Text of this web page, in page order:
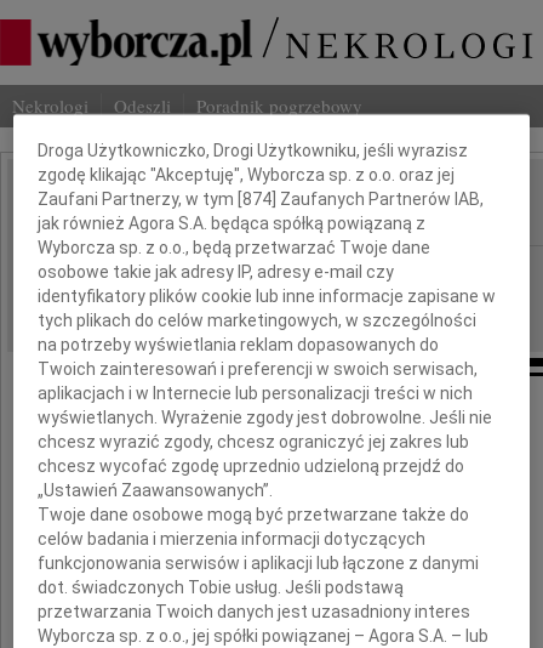
Nekrologi Odeszli Poradnik pogrzebowy
IMIĘ I NAZWISKO: Jacek Ruszkowski
REGION: Warszawa
DATA EMISJI: 10.12.2010
Z głębokim żalem przyjęliśmy wiadomość,
że w dniu 2 grudnia 2010 roku
odszedł nasz Przyjaciel i Nauczyciel
prof. dr hab. med.
Jacek Ruszkowski
Dbamy o Twoją prywatność
Droga Użytkowniczko, Drogi Użytkowniku, jeśli wyrazisz
zgodę klikając "Akceptuję", Wyborcza sp. z o.o. oraz jej
Zaufani Partnerzy, w tym [874 ] Zaufanych Partnerów IAB,
jak również Agora S.A. będąca spółką powiązaną z
Wyborcza sp. z o.o., będą przetwarzać Twoje dane
osobowe takie jak adresy IP, adresy e-mail czy
identyfikatory plików cookie lub inne informacje zapisane w
tych plikach do celów marketingowych, w szczególności
na potrzeby wyświetlania reklam dopasowanych do
Twoich zainteresowań i preferencji w swoich serwisach,
aplikacjach i w Internecie lub personalizacji treści w nich
wyświetlanych. Wyrażenie zgody jest dobrowolne. Jeśli nie
chcesz wyrazić zgody, chcesz ograniczyć jej zakres lub
chcesz wycofać zgodę uprzednio udzieloną przejdź do
„Ustawień Zaawansowanych”.
Twoje dane osobowe mogą być przetwarzane także do
celów badania i mierzenia informacji dotyczących
funkcjonowania serwisów i aplikacji lub łączone z danymi
dot. świadczonych Tobie usług. Jeśli podstawą
przetwarzania Twoich danych jest uzasadniony interes
Wyborcza sp. z o.o., jej spółki powiązanej – Agora S.A. – lub